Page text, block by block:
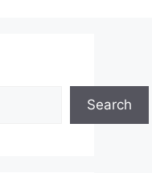
Search